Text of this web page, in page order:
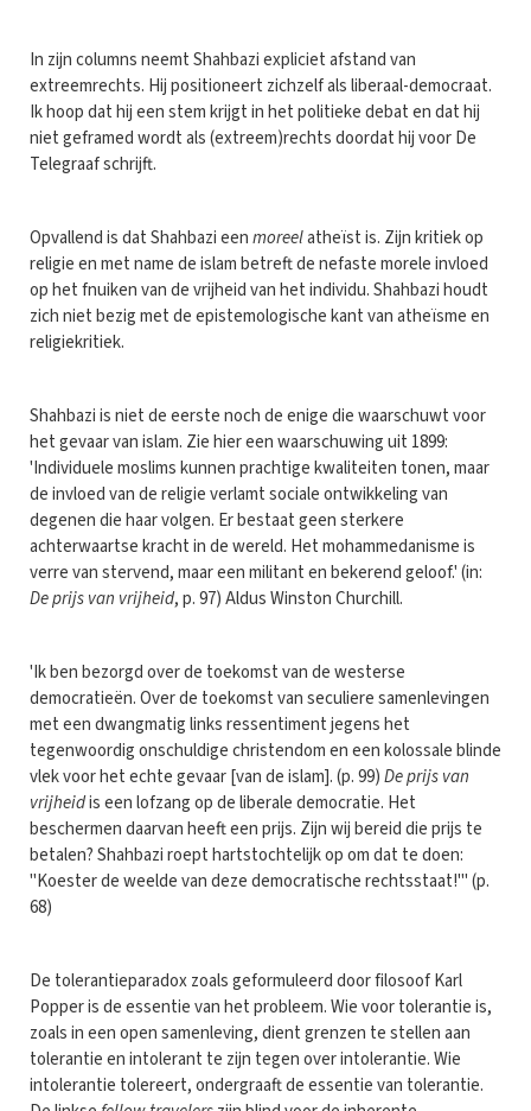
In zijn columns neemt Shahbazi expliciet afstand van
extreemrechts. Hij positioneert zichzelf als liberaal-democraat.
Ik hoop dat hij een stem krijgt in het politieke debat en dat hij
niet geframed wordt als (extreem)rechts doordat hij voor De
Telegraaf schrijft.
Opvallend is dat Shahbazi eenmoreelatheïst is. Zijn kritiek op
religie en met name de islam betreft de nefaste morele invloed
op het fnuiken van de vrijheid van het individu. Shahbazi houdt
zich niet bezig met de epistemologische kant van atheïsme en
religiekritiek.
Shahbazi is niet de eerste noch de enige die waarschuwt voor
het gevaar van islam. Zie hier een waarschuwing uit 1899:
'Individuele moslims kunnen prachtige kwaliteiten tonen, maar
de invloed van de religie verlamt sociale ontwikkeling van
degenen die haar volgen. Er bestaat geen sterkere
achterwaartse kracht in de wereld. Het mohammedanisme is
verre van stervend, maar een militant en bekerend geloof.' (in:
De prijs van vrijheid, p. 97) Aldus Winston Churchill.
'Ik ben bezorgd over de toekomst van de westerse
democratieën. Over de toekomst van seculiere samenlevingen
met een dwangmatig links ressentiment jegens het
tegenwoordig onschuldige christendom en een kolossale blinde
vlek voor het echte gevaar [van de islam]. (p. 99)De prijs van
vrijheidis een lofzang op de liberale democratie. Het
beschermen daarvan heeft een prijs. Zijn wij bereid die prijs te
betalen? Shahbazi roept hartstochtelijk op om dat te doen:
"Koester de weelde van deze democratische rechtsstaat!"' (p.
68)
De tolerantieparadox zoals geformuleerd door filosoof Karl
Popper is de essentie van het probleem. Wie voor tolerantie is,
zoals in een open samenleving, dient grenzen te stellen aan
tolerantie en intolerant te zijn tegen over intolerantie. Wie
intolerantie tolereert, ondergraaft de essentie van tolerantie.